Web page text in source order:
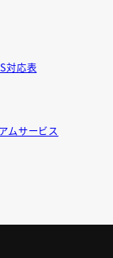
対応表
ムサービス